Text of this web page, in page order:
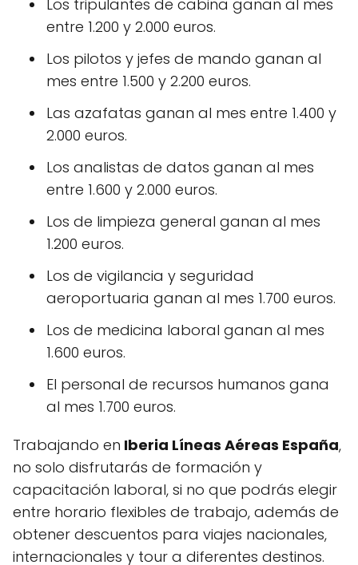
Los tripulantes de cabina ganan al mes
entre 1.200 y 2.000 euros.
Los pilotos y jefes de mando ganan al
mes entre 1.500 y 2.200 euros.
Las azafatas ganan al mes entre 1.400 y
2.000 euros.
Los analistas de datos ganan al mes
entre 1.600 y 2.000 euros.
Los de limpieza general ganan al mes
1.200 euros.
Los de vigilancia y seguridad
aeroportuaria ganan al mes 1.700 euros.
Los de medicina laboral ganan al mes
1.600 euros.
El personal de recursos humanos gana
al mes 1.700 euros.
Trabajando en Iberia Líneas Aéreas España,
no solo disfrutarás de formación y
capacitación laboral, si no que podrás elegir
entre horario flexibles de trabajo, además de
obtener descuentos para viajes nacionales,
internacionales y tour a diferentes destinos.